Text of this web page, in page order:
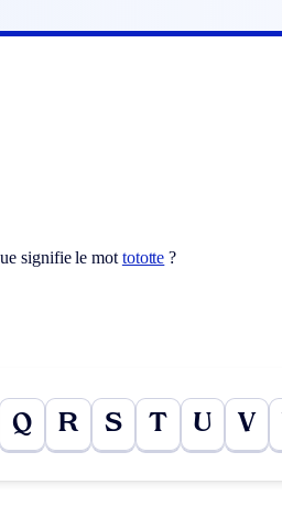
signifie le mot tototte ?
Q R S T U V